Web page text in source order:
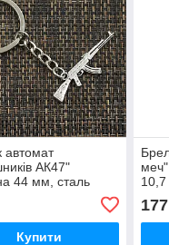
автомат
АК47"
44 мм, сталь
Міцне кільце.
Купити
177